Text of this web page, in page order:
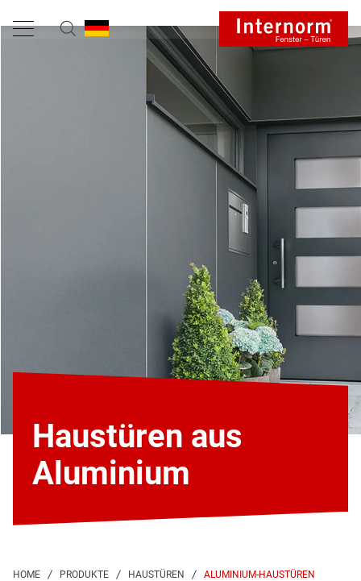
Haustüren aus
Aluminium
ALUMINIUM-HAUSTÜREN